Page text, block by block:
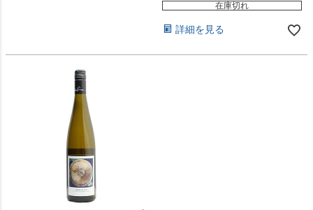
在庫切れ
詳細を見る